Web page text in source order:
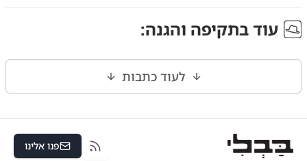
עוד בתקיפה והגנה:
לעוד כתבות
RSS פנו אלינו